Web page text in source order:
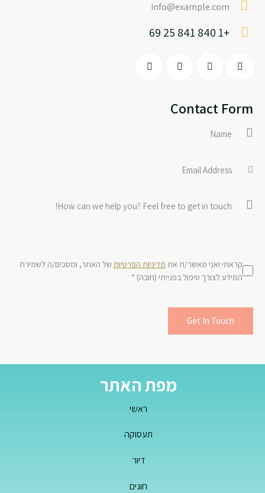
E-
m
info@example.com
on
+1 840 841 25 69
Contact Form
קראתי ואני מאשר/ת את מדיניות הפרטיות של האתר, ומסכים/ה לשמירת
המידע לצורך טיפול בפנייתי (חובה) *
מפת האתר
ראשי
תעסוקה
דיור
חוגים